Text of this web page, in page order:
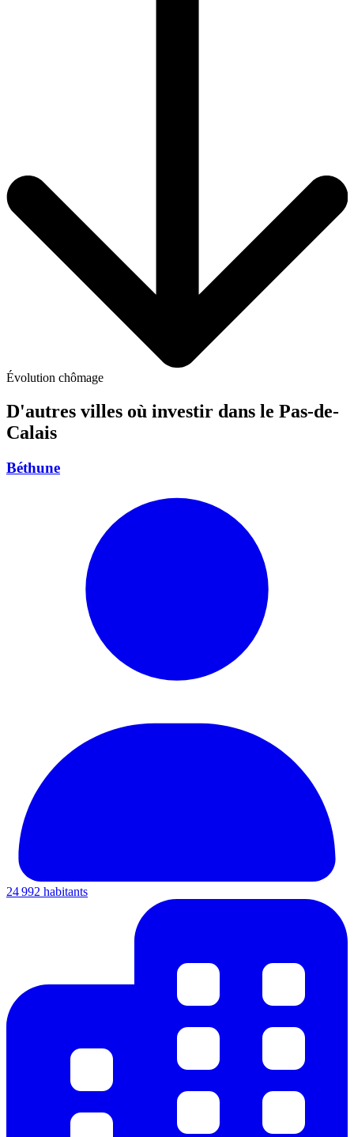
Évolution chômage
D'autres villes où investir dans le Pas-de-
Calais
Béthune
24 992 habitants